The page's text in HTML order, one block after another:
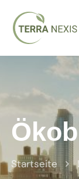
Startseite